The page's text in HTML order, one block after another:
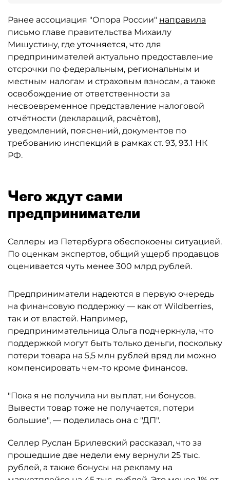
Ранее ассоциация "Опора России" направила
письмо главе правительства Михаилу
Мишустину, где уточняется, что для
предпринимателей актуально предоставление
отсрочки по федеральным, региональным и
местным налогам и страховым взносам, а также
освобождение от ответственности за
несвоевременное представление налоговой
отчётности (деклараций, расчётов),
уведомлений, пояснений, документов по
требованию инспекций в рамках ст. 93, 93.1 НК
РФ.
Чего ждут сами
предприниматели
Селлеры из Петербурга обеспокоены ситуацией.
По оценкам экспертов, общий ущерб продавцов
оценивается чуть менее 300 млрд рублей.
Предприниматели надеются в первую очередь
на финансовую поддержку — как от Wildberries,
так и от властей. Например,
предпринимательница Ольга подчеркнула, что
поддержкой могут быть только деньги, поскольку
потери товара на 5,5 млн рублей вряд ли можно
компенсировать чем-то кроме финансов.
"Пока я не получила ни выплат, ни бонусов.
Вывести товар тоже не получается, потери
большие", — поделилась она с "ДП".
Селлер Руслан Брилевский рассказал, что за
прошедшие две недели ему вернули 25 тыс.
рублей, а также бонусы на рекламу на